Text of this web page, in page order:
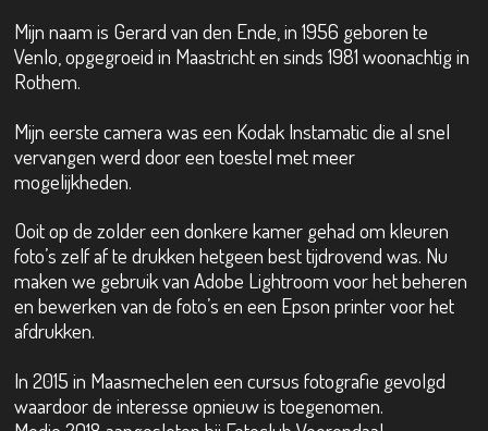
Mijn naam is Gerard van den Ende, in 1956 geboren te
Venlo, opgegroeid in Maastricht en sinds 1981 woonachtig in
Rothem.
Mijn eerste camera was een Kodak Instamatic die al snel
vervangen werd door een toestel met meer
mogelijkheden.
Ooit op de zolder een donkere kamer gehad om kleuren
foto’s zelf af te drukken hetgeen best tijdrovend was. Nu
maken we gebruik van Adobe Lightroom voor het beheren
en bewerken van de foto’s en een Epson printer voor het
afdrukken.
In 2015 in Maasmechelen een cursus fotografie gevolgd
waardoor de interesse opnieuw is toegenomen.